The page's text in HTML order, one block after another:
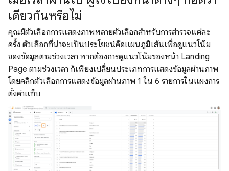
เดียวกันหรือไม่
คุณมีตัวเลือกการแสดงภาพหลายตัวเลือกสำหรับการสํารวจแต่ละ
ครั้ง ตัวเลือกที่น่าจะเป็นประโยชน์คือแผนภูมิเส้นเพื่อดูแนวโน้ม
ของข้อมูลตามช่วงเวลา หากต้องการดูแนวโน้มของหน้า Landing
Page ตามช่วงเวลา ก็เพียงเปลี่ยนประเภทการแสดงข้อมูลผ่านภาพ
โดยคลิกตัวเลือกการแสดงข้อมูลผ่านภาพ 1 ใน 6 รายการในแผงการ
ตั้งค่าแท็บ